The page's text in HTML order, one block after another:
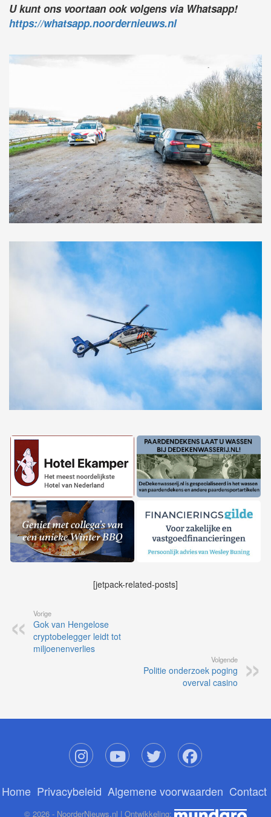
U kunt ons voortaan ook volgens via Whatsapp!
https://whatsapp.noordernieuws.nl
[jetpack-related-posts]
Vorige
Gok van Hengelose
cryptobelegger leidt tot
miljoenenverlies
Volgende
Politie onderzoek poging
overval casino
Home Privacybeleid Algemene voorwaarden Contact
© 2026 - NoorderNieuws.nl | Ontwikkeling: